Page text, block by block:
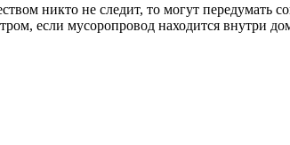
никто не следит, то могут передумать
если мусоропровод находится внутри